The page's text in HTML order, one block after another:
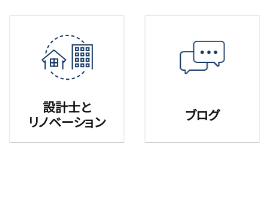
設計士と
リノベーション
ブログ